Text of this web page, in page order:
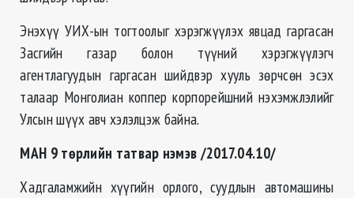
Энэхүү УИХ-ын тогтоолыг хэрэгжүүлэх явцад гаргасан
Засгийн газар болон түүний хэрэгжүүлэгч
агентлагуудын гаргасан шийдвэр хууль зөрчсөн эсэх
талаар Монголиан коппер корпорейшний нэхэмжлэлийг
Улсын шүүх авч хэлэлцэж байна.
МАН 9 төрлийн татвар нэмэв /2017.04.10/
Хадгаламжийн хүүгийн орлого, суудлын автомашины